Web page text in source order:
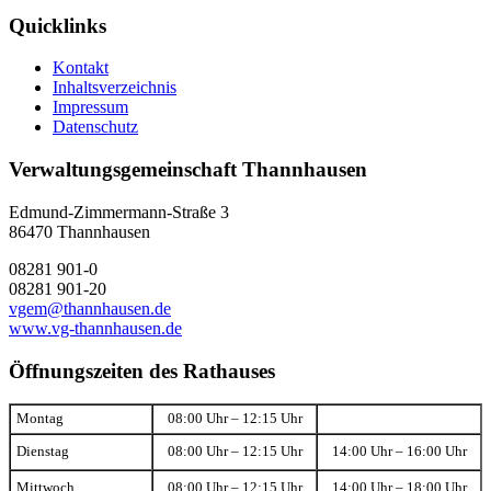
Quicklinks
Kontakt
Inhaltsverzeichnis
Impressum
Datenschutz
Verwaltungsgemeinschaft Thannhausen
Edmund-Zimmermann-Straße 3
86470 Thannhausen
08281 901-0
08281 901-20
vgem@thannhausen.de
www.vg-thannhausen.de
Öffnungszeiten des Rathauses
Montag 08:00 Uhr – 12:15 Uhr
Dienstag 08:00 Uhr – 12:15 Uhr 14:00 Uhr – 16:00 Uhr